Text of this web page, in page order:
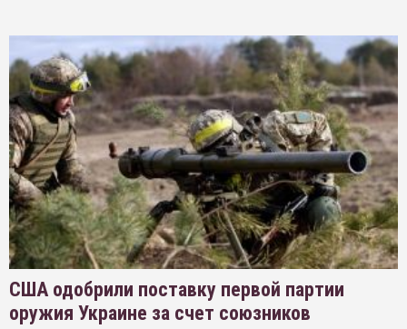
США одобрили поставку первой партии
оружия Украине за счет союзников